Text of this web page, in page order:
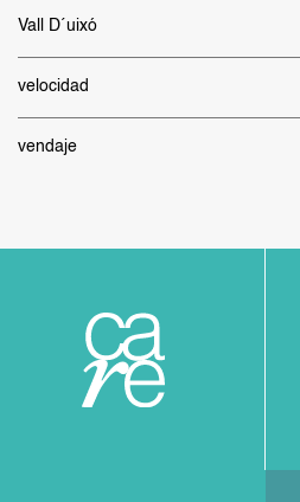
Vall D´uixó
velocidad
vendaje